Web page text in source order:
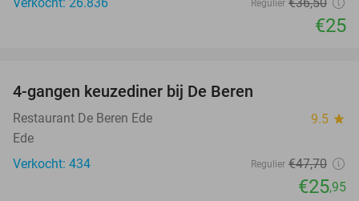
Regulier
€25
4-gangen keuzediner bij De Beren
Restaurant De Beren Ede 9.5 star
Ede
Verkocht: 434
Regulier €47,70
€25,95